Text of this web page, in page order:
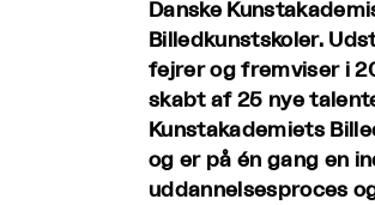
Danske
Billedkunstskoler.
fejrer og fremviser i
skabt af 25 nye
Kunstakademiets
og er på én gang en
uddannelsesproces